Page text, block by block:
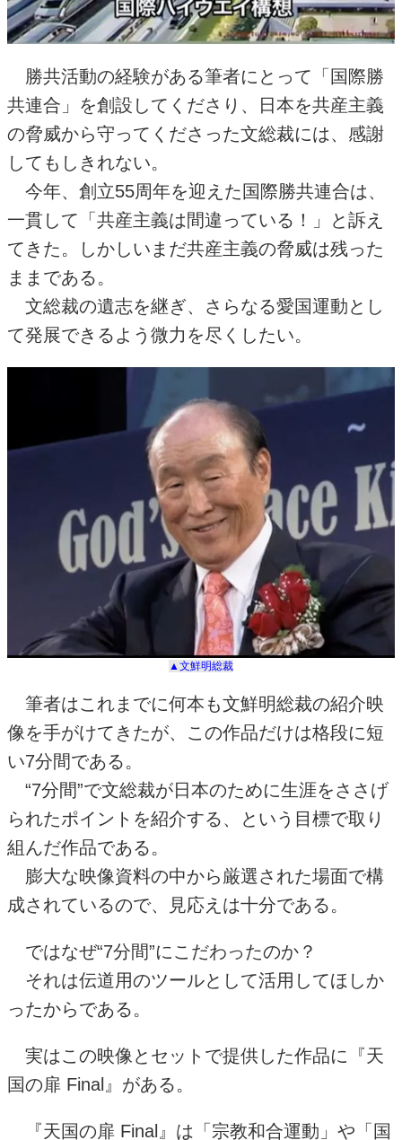
勝共活動の経験がある筆者にとって「国際勝
共連合」を創設してくださり、日本を共産主義
の脅威から守ってくださった文総裁には、感謝
してもしきれない。
今年、創立55周年を迎えた国際勝共連合は、
一貫して「共産主義は間違っている！」と訴え
てきた。しかしいまだ共産主義の脅威は残った
ままである。
文総裁の遺志を継ぎ、さらなる愛国運動とし
て発展できるよう微力を尽くしたい。
▲文鮮明総裁
筆者はこれまでに何本も文鮮明総裁の紹介映
像を手がけてきたが、この作品だけは格段に短
い7分間である。
“7分間”で文総裁が日本のために生涯をささげ
られたポイントを紹介する、という目標で取り
組んだ作品である。
膨大な映像資料の中から厳選された場面で構
成されているので、見応えは十分である。
ではなぜ“7分間”にこだわったのか？
それは伝道用のツールとして活用してほしか
ったからである。
実はこの映像とセットで提供した作品に『天
国の扉 Final 』がある。
『天国の扉 Final 』は「宗教和合運動」や「国